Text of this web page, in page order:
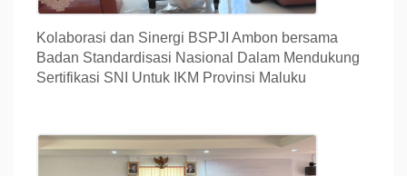
Kolaborasi dan Sinergi BSPJI Ambon bersama
Badan Standardisasi Nasional Dalam Mendukung
Sertifikasi SNI Untuk IKM Provinsi Maluku